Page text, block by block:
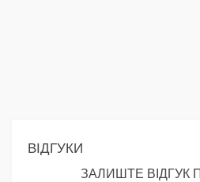
ВІДГУКИ
ЗАЛИШТЕ ВІДГУК